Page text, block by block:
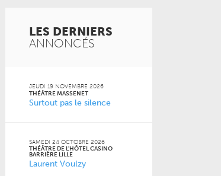
LES DERNIERS
ANNONCÉS
JEUDI 19 NOVEMBRE 2026
THÉÂTRE MASSENET
Surtout pas le silence
SAMEDI 24 OCTOBRE 2026
THÉÂTRE DE L'HÔTEL CASINO
BARRIÈRE LILLE
Laurent Voulzy